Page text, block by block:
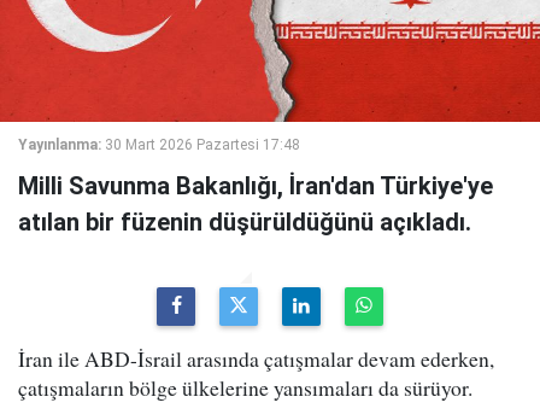
Yayınlanma: 30 Mart 2026 Pazartesi 17:48
Milli Savunma Bakanlığı, İran'dan Türkiye'ye
atılan bir füzenin düşürüldüğünü açıkladı.
İran ile ABD-İsrail arasında çatışmalar devam ederken,
çatışmaların bölge ülkelerine yansımaları da sürüyor.